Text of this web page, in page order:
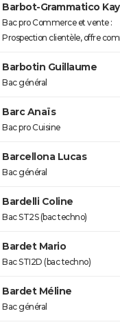
Barbot-Grammatico
Bac pro Commerce et vente :
Prospection clientèle, offre
Barbotin Guillaume
Bac général
Barc Anaïs
Bac pro Cuisine
Barcellona Lucas
Bac général
Bardelli Coline
Bac ST2S (bac techno)
Bardet Mario
Bac STI2D (bac techno)
Bardet Méline
Bac général